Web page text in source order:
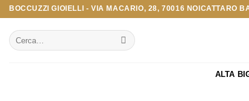
Salta
contenuti
BOCCUZZI GIOIELLI - VIA MACARIO, 28, 70016 NOICATTARO
Cerca:
ALTA